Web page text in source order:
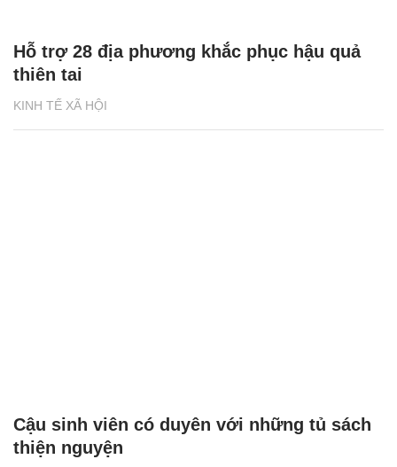
KINH TẾ XÃ HỘI
Hỗ trợ 28 địa phương khắc phục hậu quả
thiên tai
Cậu sinh viên có duyên với những tủ sách
thiện nguyện